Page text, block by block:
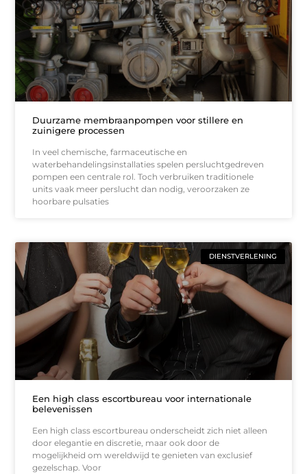
Duurzame membraanpompen voor stillere en
zuinigere processen
In veel chemische, farmaceutische en
waterbehandelingsinstallaties spelen persluchtgedreven
pompen een centrale rol. Toch verbruiken traditionele
units vaak meer perslucht dan nodig, veroorzaken ze
hoorbare pulsaties
DIENSTVERLENING
Een high class escortbureau voor internationale
belevenissen
Een high class escortbureau onderscheidt zich niet alleen
door elegantie en discretie, maar ook door de
mogelijkheid om wereldwijd te genieten van exclusief
gezelschap. Voor